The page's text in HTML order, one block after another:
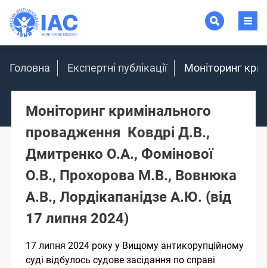
Головна Експертні публікації Моніторинг
Моніторинг кримінального
провадження Ковдрі Д.В.,
Дмитренко О.А., Фомінової
О.В., Прохорова М.В., Вовнюка
А.В., Лордікапанідзе А.Ю. (від
17 липня 2024)
17 липня 2024 року у Вищому антикорупційному
суді відбулось судове засідання по справі